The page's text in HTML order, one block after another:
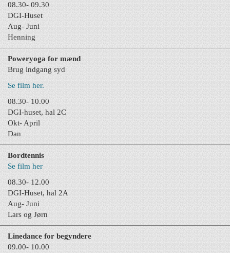
08.30- 09.30
DGI-Huset
Aug- Juni
Henning
Poweryoga for mænd
Brug indgang syd
Se film her.
08.30- 10.00
DGI-huset, hal 2C
Okt- April
Dan
Bordtennis
Se film her
08.30- 12.00
DGI-Huset, hal 2A
Aug- Juni
Lars og Jørn
Linedance for begyndere
09.00- 10.00